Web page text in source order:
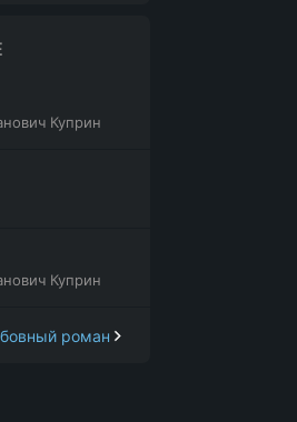
Куприн
Куприн
роман